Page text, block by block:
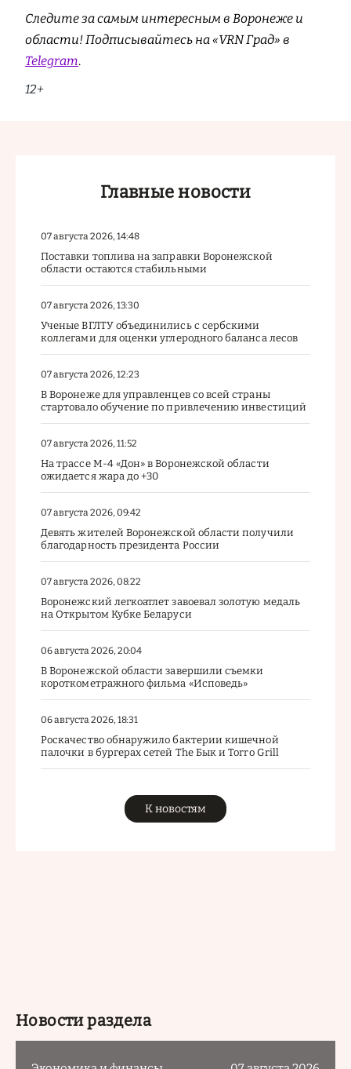
Следите за самым интересным в Воронеже и
области! Подписывайтесь на «VRN Град» в
Telegram.
12+
Главные новости
07 августа 2026, 14:48
Поставки топлива на заправки Воронежской
области остаются стабильными
07 августа 2026, 13:30
Ученые ВГЛТУ объединились с сербскими
коллегами для оценки углеродного баланса лесов
07 августа 2026, 12:23
В Воронеже для управленцев со всей страны
стартовало обучение по привлечению инвестиций
07 августа 2026, 11:52
На трассе М-4 «Дон» в Воронежской области
ожидается жара до +30
07 августа 2026, 09:42
Девять жителей Воронежской области получили
благодарность президента России
07 августа 2026, 08:22
Воронежский легкоатлет завоевал золотую медаль
на Открытом Кубке Беларуси
06 августа 2026, 20:04
В Воронежской области завершили съемки
короткометражного фильма «Исповедь»
06 августа 2026, 18:31
Роскачество обнаружило бактерии кишечной
палочки в бургерах сетей The Бык и Torro Grill
К новостям
Новости раздела